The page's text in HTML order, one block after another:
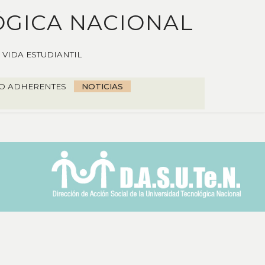
NACIONAL
VIDA ESTUDIANTIL
ADHERENTES
NOTICIAS